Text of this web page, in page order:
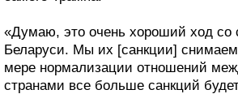
«Думаю, это очень хороший ход
Беларуси. Мы их [санкции]
мере нормализации отношений
странами все больше санкций